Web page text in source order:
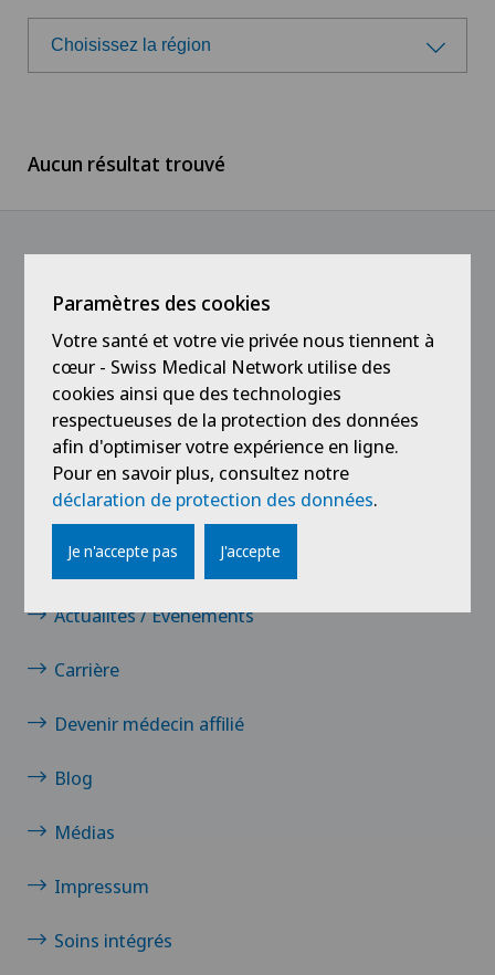
Direction
Médecin
Service aux Patients
Stagiaires et apprentis
Choisissez un hôpital/une clinique
Swiss Medical Network
Ärztezentrum Siloah Liebefeld
Ärztezentrum Siloah Murten
Ärztezentrum Solothurn
Centre Médico-Chirurgical des Eaux-Vives
Centro Medico Blenio
Clinica Ars Medica
Clinica Sant Anna
Clinique de Genolier
Clinique de Montchoisi
Clinique de Valère
Choisissez la région
Suisse romande
Aucun résultat trouvé
Liens
Contact
Actualités / Événements
Carrière
Devenir médecin affilié
Blog
Médias
Impressum
Soins intégrés
Paramètres des cookies
Votre santé et votre vie privée nous tiennent à
cœur - Swiss Medical Network utilise des
cookies ainsi que des technologies
respectueuses de la protection des données
afin d'optimiser votre expérience en ligne.
Pour en savoir plus, consultez notre
déclaration de protection des données.
Je n'accepte pas J'accepte